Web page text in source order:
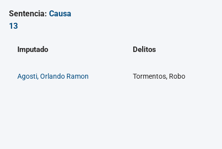
Sentencia: Causa
13
Imputado Delitos
Agosti, Orlando Ramon Tormentos, Robo